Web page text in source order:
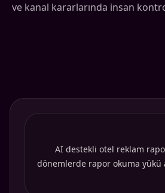
ve kanal kararlarında insan
AI destekli otel reklam
dönemlerde rapor okuma yükü